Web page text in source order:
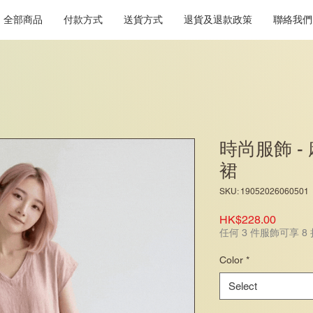
全部商品 付款方式 送貨方式 退貨及退款政策 聯絡我們
時尚服飾 -
裙
SKU: 19052026060501
HK$228.00Price
任何 3 件服飾可享 8
Color *
Select